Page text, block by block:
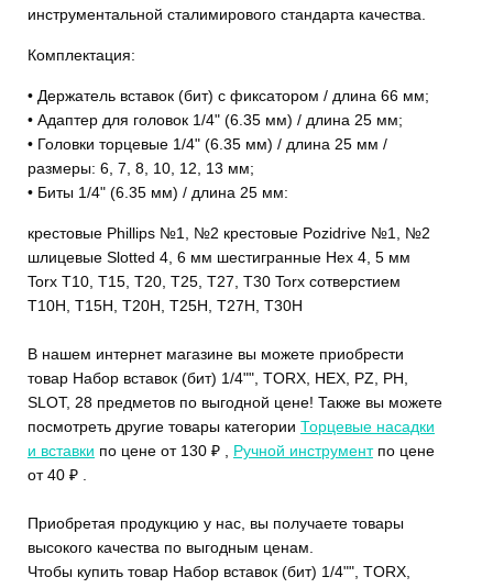
инструментальной сталимирового стандарта качества.
Комплектация:
• Держатель вставок (бит) с фиксатором / длина 66 мм;
• Адаптер для головок 1/4" (6.35 мм) / длина 25 мм;
• Головки торцевые 1/4" (6.35 мм) / длина 25 мм /
размеры: 6, 7, 8, 10, 12, 13 мм;
• Биты 1/4" (6.35 мм) / длина 25 мм:
крестовые Phillips №1, №2 крестовые Pozidrive №1, №2
шлицевые Slotted 4, 6 мм шестигранные Hex 4, 5 мм
Torx T10, T15, T20, T25, T27, T30 Torx сотверстием
T10H, T15H, T20H, T25H, T27H, T30H
В нашем интернет магазине вы можете приобрести
товар Набор вставок (бит) 1/4"", TORX, HEX, PZ, PH,
SLOT, 28 предметов по выгодной цене! Также вы можете
посмотреть другие товары категории Торцевые насадки
и вставки по цене от 130 ₽ , Ручной инструментпо цене
от 40 ₽ .
Приобретая продукцию у нас, вы получаете товары
высокого качества по выгодным ценам.
Чтобы купить товар Набор вставок (бит) 1/4"", TORX,